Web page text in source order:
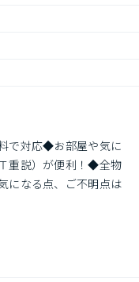
で対応◆お部屋や気に
重説）が便利！◆全物
になる点、ご不明点は